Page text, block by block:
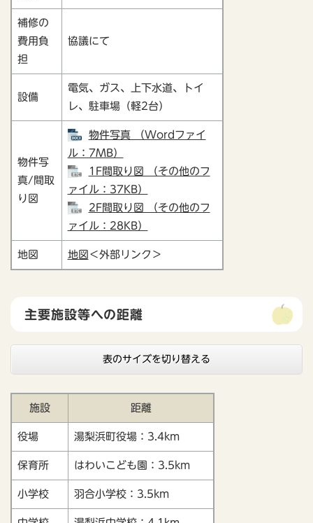
補修の
費用負
担
協議にて
設備
電気、ガス、上下水道、トイ
レ、駐車場（軽2台）
物件写
真/間取
り図
物件写真 （Wordファイ
ル：7MB）
1F間取り図 （その他のフ
ァイル：37KB）
2F間取り図 （その他のフ
ァイル：28KB）
地図 地図 ＜外部リンク＞
主要施設等への距離
表のサイズを切り替える
施設 距離
役場 湯梨浜町役場：3.4km
保育所 はわいこども園：3.5km
小学校 羽合小学校：3.5km